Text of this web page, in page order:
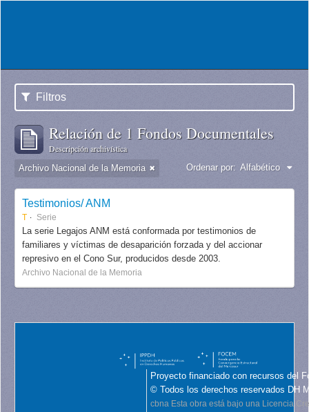
Filtros
Relación de 1 Fondos Documentales
Descripción archivística
Archivo Nacional de la Memoria Ordenar por: Alfabético
Testimonios/ ANM
T Serie
La serie Legajos ANM está conformada por testimonios de
familiares y víctimas de desaparición forzada y del accionar
represivo en el Cono Sur, producidos desde 2003.
Archivo Nacional de la Memoria
Proyecto financiado con recursos del
© Todos los derechos reservados DH
cbna Esta obra está bajo una Licencia